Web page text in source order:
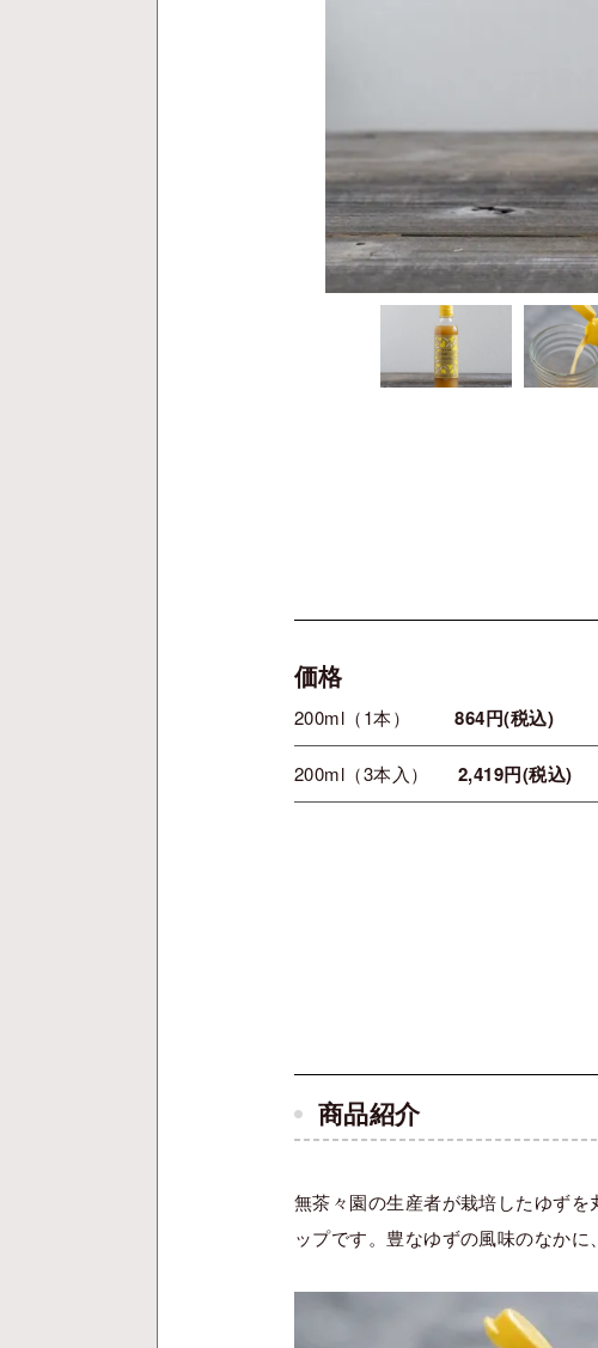
価格
200ml（1本） 864円(税込)
200ml（3本入） 2,419円(税込)
商品紹介
無茶々園の生産者が栽培したゆず
ップです。豊なゆずの風味のなかに